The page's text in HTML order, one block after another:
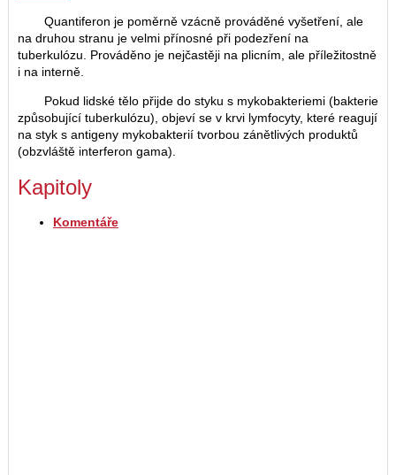
Quantiferon je poměrně vzácně prováděné vyšetření, ale
na druhou stranu je velmi přínosné při podezření na
tuberkulózu. Prováděno je nejčastěji na plicním, ale příležitostně
i na interně.
Pokud lidské tělo přijde do styku s mykobakteriemi (bakterie
způsobující tuberkulózu), objeví se v krvi lymfocyty, které reagují
na styk s antigeny mykobakterií tvorbou zánětlivých produktů
(obzvláště interferon gama).
Kapitoly
Komentáře